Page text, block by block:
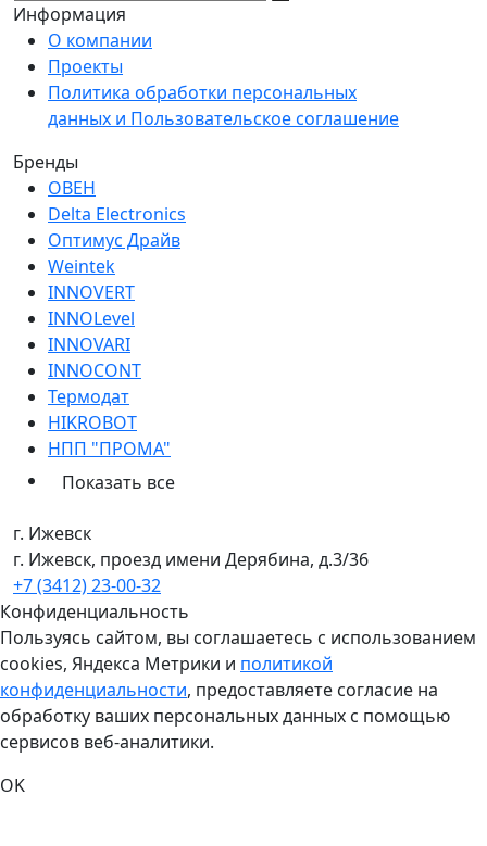
Информация
О компании
Проекты
Политика обработки персональных
данных и Пользовательское соглашение
Бренды
ОВЕН
Delta Electronics
Оптимус Драйв
Weintek
INNOVERT
INNOLevel
INNOVARI
INNOCONT
Термодат
HIKROBOT
НПП "ПРОМА"
Показать все
г. Ижевск
г. Ижевск, проезд имени Дерябина, д.3/36
+7 (3412) 23-00-32
Конфиденциальность
Пользуясь сайтом, вы соглашаетесь с использованием
cookies, Яндекса Метрики и политикой
конфиденциальности, предоставляете согласие на
обработку ваших персональных данных с помощью
сервисов веб-аналитики.
OK